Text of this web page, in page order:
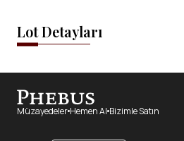
Lot Detayları
Müzayedeler Hemen Al Bizimle Satın